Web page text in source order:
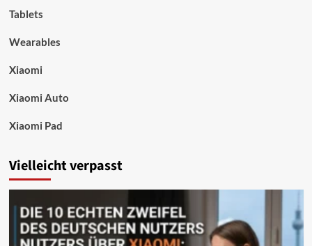
Tablets
Wearables
Xiaomi
Xiaomi Auto
Xiaomi Pad
Vielleicht verpasst